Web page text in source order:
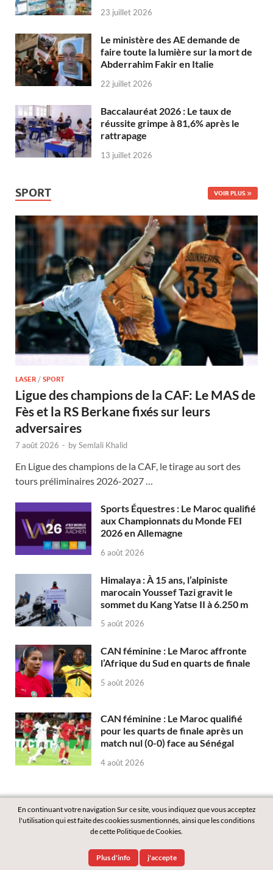
23 juillet 2026
Le ministère des AE demande de
faire toute la lumière sur la mort de
Abderrahim Fakir en Italie
22 juillet 2026
Baccalauréat 2026 : Le taux de
réussite grimpe à 81,6% après le
rattrapage
13 juillet 2026
SPORT VOIR PLUS
LASER / SPORT
Ligue des champions de la CAF: Le MAS de
Fès et la RS Berkane fixés sur leurs
adversaires
7 août 2026 - bySemlali Khalid
En Ligue des champions de la CAF, le tirage au sort des
tours préliminaires 2026-2027 …
Sports Équestres : Le Maroc qualifié
aux Championnats du Monde FEI
2026 en Allemagne
6 août 2026
Himalaya : À 15 ans, l’alpiniste
marocain Youssef Tazi gravit le
sommet du Kang Yatse II à 6.250 m
5 août 2026
CAN féminine : Le Maroc affronte
l’Afrique du Sud en quarts de finale
5 août 2026
CAN féminine : Le Maroc qualifié
pour les quarts de finale après un
match nul (0-0) face au Sénégal
4 août 2026
WordPressandHitMag.
En continuant votre navigation Sur ce site, vous indiquez que vous acceptez
l'utilisation qui est faite des cookies susmentionnés, ainsi que les conditions
de cette Politique de Cookies.
Plus d'info j'accepte